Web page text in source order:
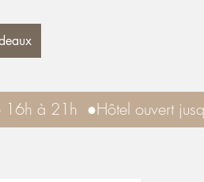
16h à 21h  ●